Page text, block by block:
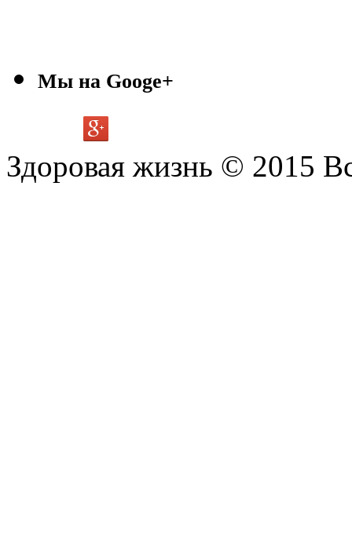
Мы на Googe+
Здоровая жизнь © 2015